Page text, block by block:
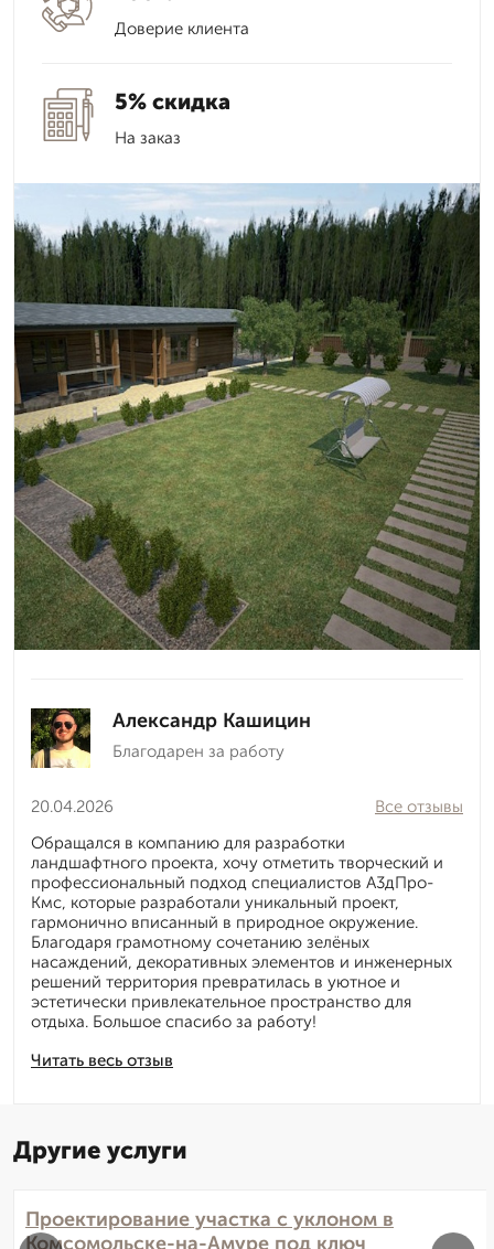
Доверие клиента
5% скидка
На заказ
Александр Кашицин
Благодарен за работу
20.04.2026
Читать весь отзыв
Все отзывы
Обращался в компанию для разработки
ландшафтного проекта, хочу отметить творческий и
профессиональный подход специалистов А3дПро-
Кмс, которые разработали уникальный проект,
гармонично вписанный в природное окружение.
Благодаря грамотному сочетанию зелёных
насаждений, декоративных элементов и инженерных
решений территория превратилась в уютное и
эстетически привлекательное пространство для
отдыха. Большое спасибо за работу!
Другие услуги
Проектирование участка с уклоном в
Комсомольске-на-Амуре под ключ